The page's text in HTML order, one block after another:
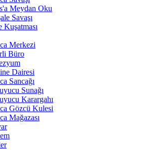
Meydan Oku
Savaşı
Kuşatması
Merkezi
Büro
Dairesi
Sancağı
Sunağı
Karargahı
Gözcü Kulesi
Mağazası